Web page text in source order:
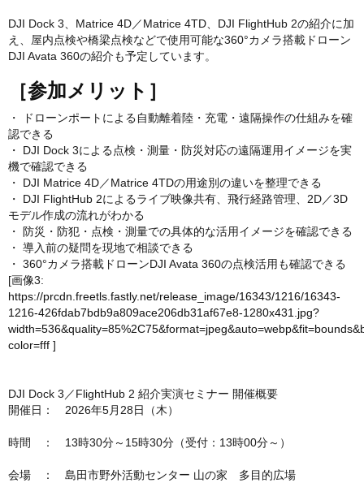
DJI Dock 3、Matrice 4D／Matrice 4TD、DJI FlightHub 2の紹介に加
え、屋内点検や橋梁点検などで使用可能な360°カメラ搭載ドローン
DJI Avata 360の紹介も予定しています。
［参加メリット］
・ ドローンポートによる自動離着陸・充電・遠隔操作の仕組みを確
認できる
・ DJI Dock 3による点検・測量・防災対応の遠隔運用イメージを実
機で確認できる
・ DJI Matrice 4D／Matrice 4TDの用途別の違いを整理できる
・ DJI FlightHub 2によるライブ映像共有、飛行経路管理、2D／3D
モデル作成の流れがわかる
・ 防災・防犯・点検・測量での具体的な活用イメージを確認できる
・ 導入前の疑問を現地で相談できる
・ 360°カメラ搭載ドローンDJI Avata 360の点検活用も確認できる
[画像3:
https://prcdn.freetls.fastly.net/release_image/16343/1216/16343-
1216-426fdab7bdb9a809ace206db31af67e8-1280x431.jpg?
color=fff ]
DJI Dock 3／FlightHub 2 紹介実演セミナー 開催概要
開催日： 2026年5月28日（木）
時間 ： 13時30分～15時30分（受付：13時00分～）
会場 ： 島田市野外活動センター 山の家 多目的広場